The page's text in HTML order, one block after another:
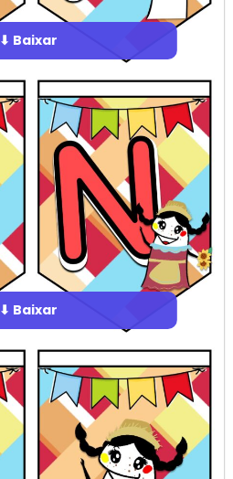
⬇ Baixar
⬇ Baixar